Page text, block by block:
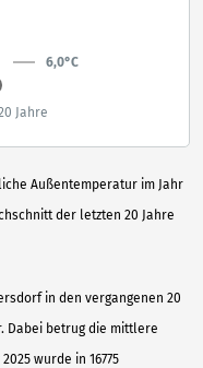
Außentemperatur im Jahr
der letzten 20 Jahre
in den vergangenen 20
Dabei betrug die mittlere
wurde in 16775
6,0°C
Jahre